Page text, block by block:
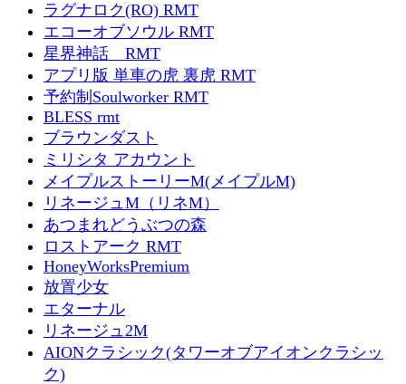
ラグナロク(RO) RMT
エコーオブソウル RMT
星界神話 RMT
アプリ版 単車の虎 裏虎 RMT
予約制Soulworker RMT
BLESS rmt
ブラウンダスト
ミリシタ アカウント
メイプルストーリーM(メイプルM)
リネージュM（リネM）
あつまれどうぶつの森
ロストアーク RMT
HoneyWorksPremium
放置少女
エターナル
リネージュ2M
AIONクラシック(タワーオブアイオンクラシッ
ク)